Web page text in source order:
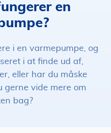
en
i en varmepumpe, og
i at finde ud af,
eller har du måske
gerne vide mere om
bag?